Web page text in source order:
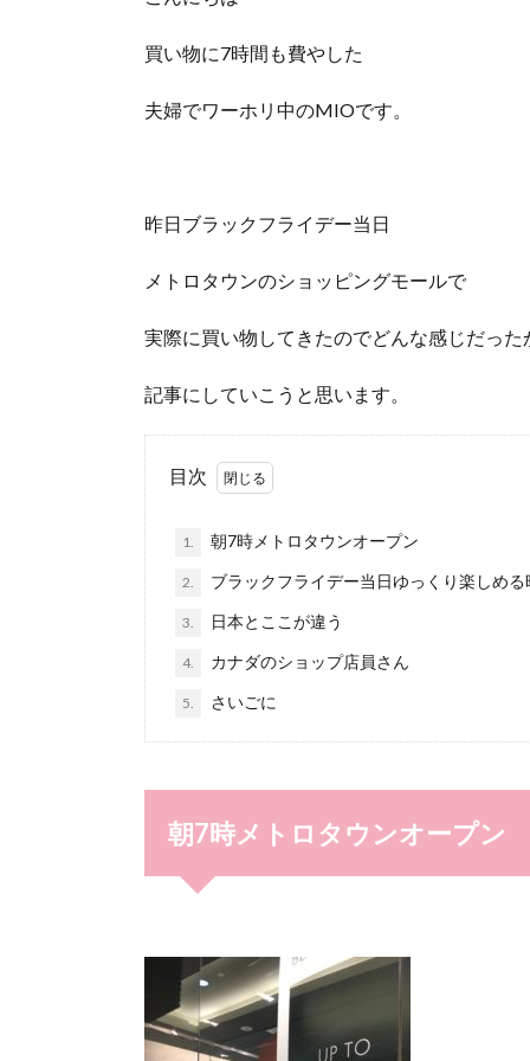
買い物に7時間も費やした
夫婦でワーホリ中のMIOです。
昨日ブラックフライデー当日
メトロタウンのショッピングモールで
実際に買い物してきたのでどんな感じだった
記事にしていこうと思います。
目次
1. 朝7時メトロタウンオープン
2. ブラックフライデー当日ゆっくり楽しめる
3. 日本とここが違う
4. カナダのショップ店員さん
5. さいごに
朝7時メトロタウンオープン